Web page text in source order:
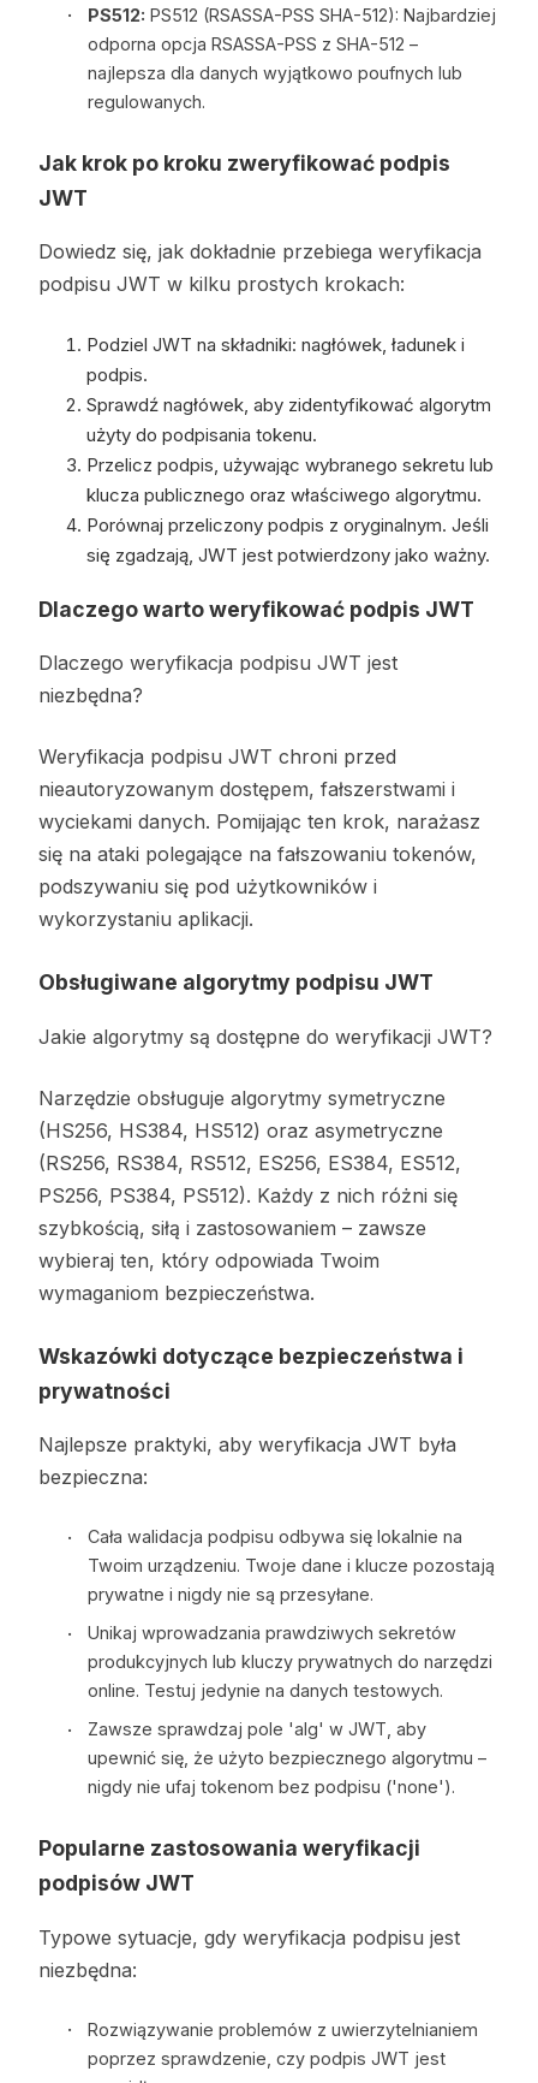
PS512: PS512 (RSASSA-PSS SHA-512): Najbardziej
odporna opcja RSASSA-PSS z SHA-512 –
najlepsza dla danych wyjątkowo poufnych lub
regulowanych.
Jak krok po kroku zweryfikować podpis
JWT
Dowiedz się, jak dokładnie przebiega weryfikacja
podpisu JWT w kilku prostych krokach:
Podziel JWT na składniki: nagłówek, ładunek i
podpis.
Sprawdź nagłówek, aby zidentyfikować algorytm
użyty do podpisania tokenu.
Przelicz podpis, używając wybranego sekretu lub
klucza publicznego oraz właściwego algorytmu.
Porównaj przeliczony podpis z oryginalnym. Jeśli
się zgadzają, JWT jest potwierdzony jako ważny.
Dlaczego warto weryfikować podpis JWT
Dlaczego weryfikacja podpisu JWT jest
niezbędna?
Weryfikacja podpisu JWT chroni przed
nieautoryzowanym dostępem, fałszerstwami i
wyciekami danych. Pomijając ten krok, narażasz
się na ataki polegające na fałszowaniu tokenów,
podszywaniu się pod użytkowników i
wykorzystaniu aplikacji.
Obsługiwane algorytmy podpisu JWT
Jakie algorytmy są dostępne do weryfikacji JWT?
Narzędzie obsługuje algorytmy symetryczne
(HS256, HS384, HS512) oraz asymetryczne
(RS256, RS384, RS512, ES256, ES384, ES512,
PS256, PS384, PS512). Każdy z nich różni się
szybkością, siłą i zastosowaniem – zawsze
wybieraj ten, który odpowiada Twoim
wymaganiom bezpieczeństwa.
Wskazówki dotyczące bezpieczeństwa i
prywatności
Najlepsze praktyki, aby weryfikacja JWT była
bezpieczna:
Cała walidacja podpisu odbywa się lokalnie na
Twoim urządzeniu. Twoje dane i klucze pozostają
prywatne i nigdy nie są przesyłane.
Unikaj wprowadzania prawdziwych sekretów
produkcyjnych lub kluczy prywatnych do narzędzi
online. Testuj jedynie na danych testowych.
Zawsze sprawdzaj pole 'alg' w JWT, aby
upewnić się, że użyto bezpiecznego algorytmu –
nigdy nie ufaj tokenom bez podpisu ('none').
Popularne zastosowania weryfikacji
podpisów JWT
Typowe sytuacje, gdy weryfikacja podpisu jest
niezbędna:
Rozwiązywanie problemów z uwierzytelnianiem
poprzez sprawdzenie, czy podpis JWT jest